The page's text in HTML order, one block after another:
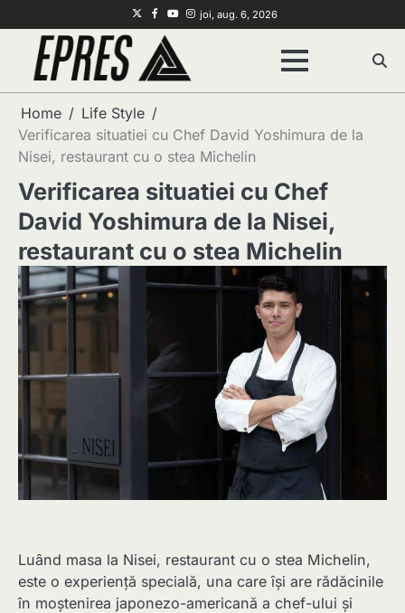
to
content
TwitterFacebook
Youtube
Instagram
joi, aug. 6, 2026
Home
Life Style
Verificarea situatiei cu Chef David Yoshimura de la
Nisei, restaurant cu o stea Michelin
Verificarea situatiei cu Chef
David Yoshimura de la Nisei,
restaurant cu o stea Michelin
Luând masa la Nisei, restaurant cu o stea Michelin,
este o experiență specială, una care își are rădăcinile
în moștenirea japonezo-americană a chef-ului și